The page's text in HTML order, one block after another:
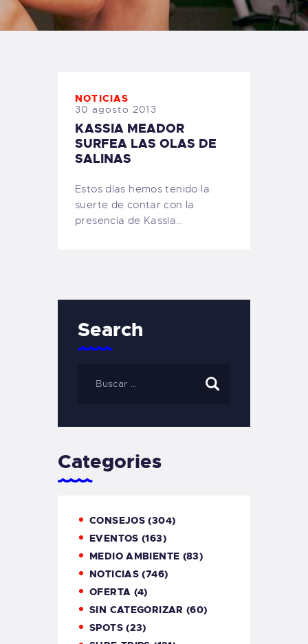
TIENDA FAMILY SURFERS
WEBCAM SALINAS
NOTICIAS
30 agosto 2013
KASSIA MEADOR
SURFEA LAS OLAS DE
SALINAS
Estos días hemos tenido la
suerte de contar con la
presencia de Kassia…
Search
Categories
CONSEJOS (304)
EVENTOS (163)
MEDIO AMBIENTE (83)
NOTICIAS (746)
OFERTA (4)
SIN CATEGORIZAR (60)
SPOTS(23)